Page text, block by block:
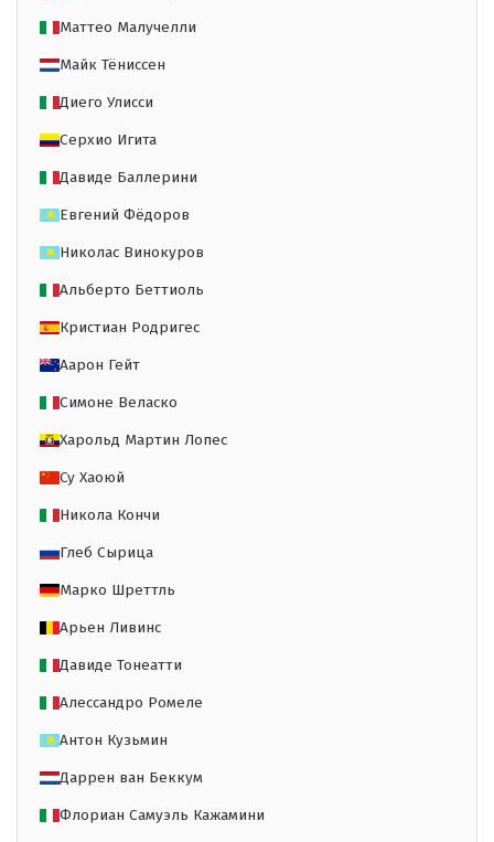
Маттео Малучелли
Майк Тёниссен
Диего Улисси
Серхио Игита
Давиде Баллерини
Евгений Фёдоров
Николас Винокуров
Альберто Беттиоль
Кристиан Родригес
Аарон Гейт
Симоне Веласко
Харольд Мартин Лопес
Су Хаоюй
Никола Кончи
Глеб Сырица
Марко Шреттль
Арьен Ливинс
Давиде Тонеатти
Алессандро Ромеле
Антон Кузьмин
Даррен ван Беккум
Флориан Самуэль Кажамини